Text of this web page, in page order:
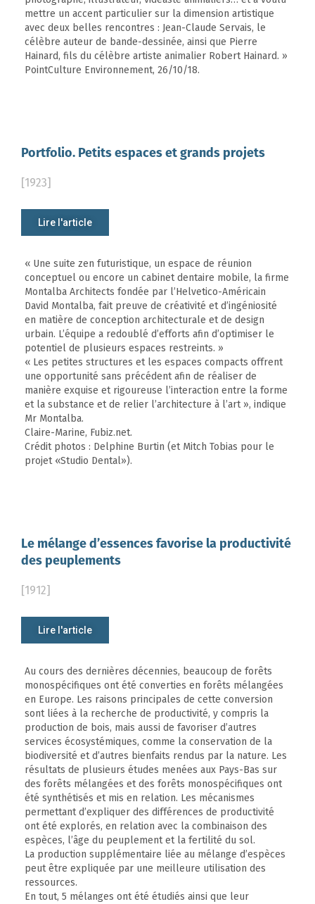
mettre un accent particulier sur la dimension artistique
avec deux belles rencontres : Jean-Claude Servais, le
célèbre auteur de bande-dessinée, ainsi que Pierre
Hainard, fils du célèbre artiste animalier Robert Hainard. »
PointCulture Environnement, 26/10/18.
Portfolio. Petits espaces et grands projets
[1923]
Lire l'article
« Une suite zen futuristique, un espace de réunion
conceptuel ou encore un cabinet dentaire mobile, la firme
Montalba Architects fondée par l’Helvetico-Américain
David Montalba, fait preuve de créativité et d’ingéniosité
en matière de conception architecturale et de design
urbain. L’équipe a redoublé d’efforts afin d’optimiser le
potentiel de plusieurs espaces restreints. »
« Les petites structures et les espaces compacts offrent
une opportunité sans précédent afin de réaliser de
manière exquise et rigoureuse l’interaction entre la forme
et la substance et de relier l’architecture à l’art », indique
Mr Montalba.
Claire-Marine, Fubiz.net.
Crédit photos : Delphine Burtin (et Mitch Tobias pour le
projet «Studio Dental»).
Le mélange d’essences favorise la productivité
des peuplements
[1912]
Lire l'article
Au cours des dernières décennies, beaucoup de forêts
monospécifiques ont été converties en forêts mélangées
en Europe. Les raisons principales de cette conversion
sont liées à la recherche de productivité, y compris la
production de bois, mais aussi de favoriser d’autres
services écosystémiques, comme la conservation de la
biodiversité et d’autres bienfaits rendus par la nature. Les
résultats de plusieurs études menées aux Pays-Bas sur
des forêts mélangées et des forêts monospécifiques ont
été synthétisés et mis en relation. Les mécanismes
permettant d’expliquer des différences de productivité
ont été explorés, en relation avec la combinaison des
espèces, l’âge du peuplement et la fertilité du sol.
La production supplémentaire liée au mélange d’espèces
peut être expliquée par une meilleure utilisation des
ressources.
En tout, 5 mélanges ont été étudiés ainsi que leur